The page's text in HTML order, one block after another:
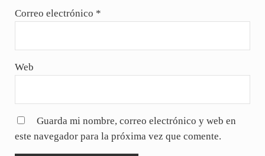
Correo electrónico *
Web
Guarda mi nombre, correo electrónico y web en
este navegador para la próxima vez que comente.